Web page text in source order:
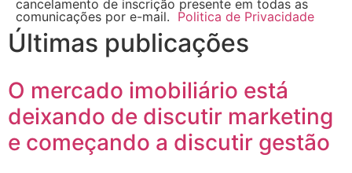
cancelamento de inscrição presente em todas as
comunicações por e-mail. Politica de Privacidade
Últimas publicações
O mercado imobiliário está
deixando de discutir marketing
e começando a discutir gestão